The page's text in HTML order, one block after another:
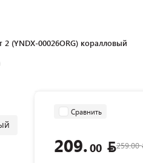
(YNDX-00026ORG) коралловый
Сравнить
209.00 259.00